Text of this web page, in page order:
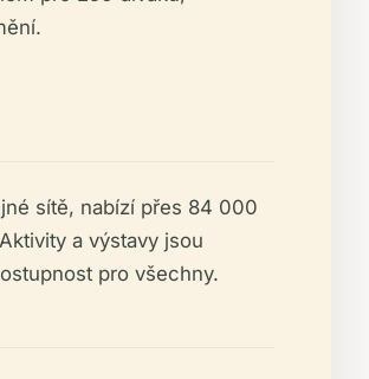
sítě, nabízí přes 84 000
a výstavy jsou
pro všechny.